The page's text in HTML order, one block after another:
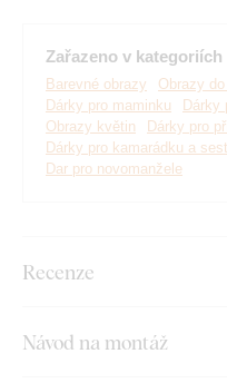
nejkvalitnější barvy na trhu
motiv.
Zařazeno v kategoriích
Barevné obrazy Obrazy
Dárky pro maminku
Dárky
Obrazy květin
Dárky pro
Dárky pro kamarádku a
Dar pro novomanžele
Recenze
Návod na montáž